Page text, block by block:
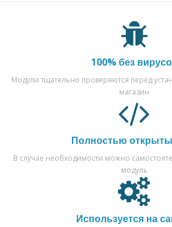
100% без
Модули тщательно проверяются перед
магазин
Полностью
В случае необходимости можно
модуль
Используется на